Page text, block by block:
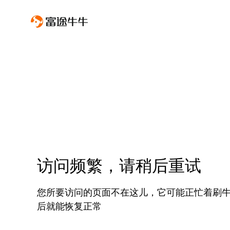
访问频繁，请稍后重试
您所要访问的页面不在这儿，它可能正忙着刷
后就能恢复正常